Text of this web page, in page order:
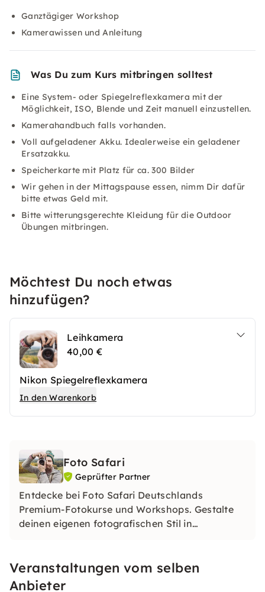
Ganztägiger Workshop
Kamerawissen und Anleitung
Was Du zum Kurs mitbringen solltest
Eine System- oder Spiegelreflexkamera mit der
Möglichkeit, ISO, Blende und Zeit manuell einzustellen.
Kamerahandbuch falls vorhanden.
Voll aufgeladener Akku. Idealerweise ein geladener
Ersatzakku.
Speicherkarte mit Platz für ca. 300 Bilder
Wir gehen in der Mittagspause essen, nimm Dir dafür
bitte etwas Geld mit.
Bitte witterungsgerechte Kleidung für die Outdoor
Übungen mitbringen.
Möchtest Du noch etwas
hinzufügen?
Leihkamera
40,00 €
Nikon Spiegelreflexkamera
In den Warenkorb
Foto Safari
Geprüfter Partner
Entdecke bei Foto Safari Deutschlands
Premium-Fotokurse und Workshops. Gestalte
deinen eigenen fotografischen Stil in
Welt der Fotografie.
Veranstaltungen vom selben
Anbieter